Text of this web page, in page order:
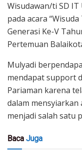
Wisudawan/ti SD
pada acara
Generasi Ke-V
Pertemuan
Mulyadi
mendapat support
Pariaman karena
dalam mensyiarkan
menjadi salah satu
Baca Juga